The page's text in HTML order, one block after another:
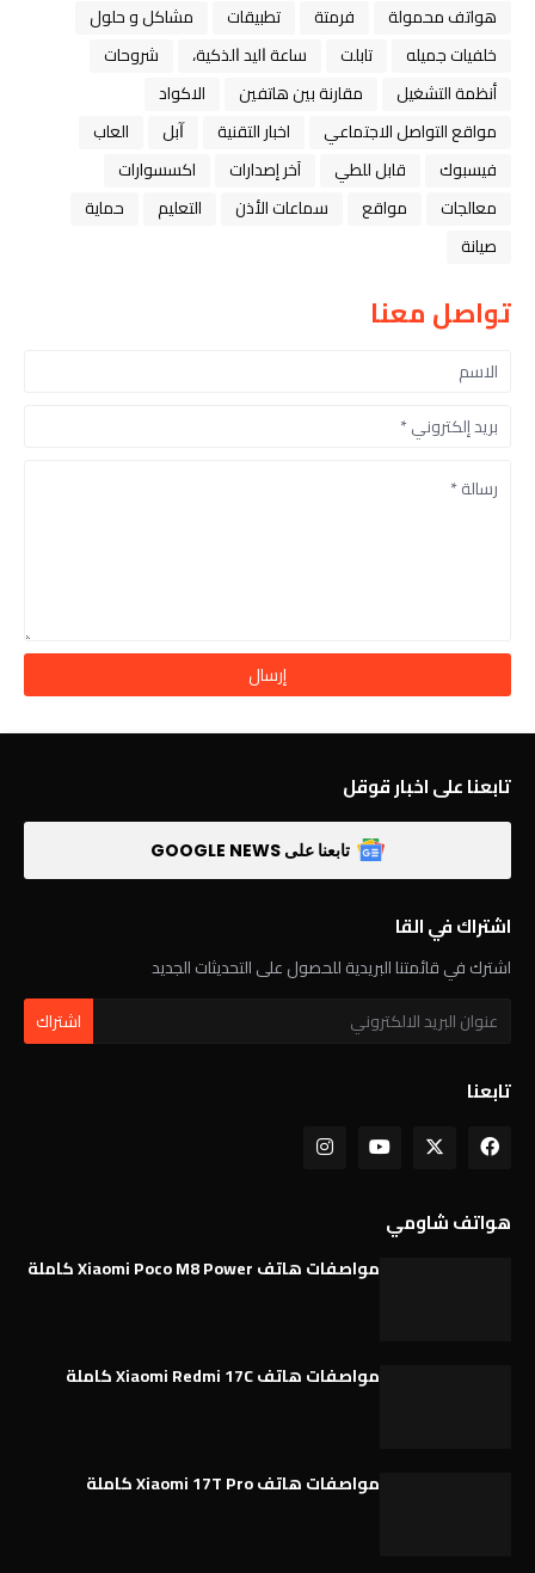
هواتف محمولة فرمتة تطبيقات
مشاكل و حلول
خلفيات جميله
تابلت ﺳﺎﻋﺔ ﺍﻟﻴﺪ ﺍﻟﺬﻛﻴﺔ،
شروحات
أنظمة التشغيل
مقارنة بين هاتفين
الاكواد
مواقع التواصل الاجتماعي
اخبار التقنية ﺁﺑﻞ
العاب
فيسبوك
قابل للطي آخر إصدارات
اكسسوارات
معالجات
مواقع سماعات الأذن التعليم
حماية
صيانة
تواصل معنا
تابعنا على اخبار قوقل
تابعنا على GOOGLE NEWS
اشتراك في القا
اشترك في قائمتنا البريدية للحصول على التحديثات الجديد
تابعنا
هواتف شاومي
مواصفات هاتف Xiaomi Poco M8 Power كاملة
مواصفات هاتف Xiaomi Redmi 17C كاملة
مواصفات هاتف Xiaomi 17T Pro كاملة